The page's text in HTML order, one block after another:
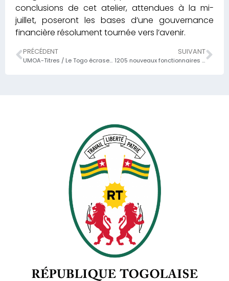
PRÉCÉDENT
UMOA-Titres / Le Togo écrase le marché avec un taux de couverture record à 283,16%
SUIVANT
1205 nouveaux fonctionnaires aux “Finances Publiques”, le “carburant de l’État” selon monsieur Essowè Georges BARCOLA